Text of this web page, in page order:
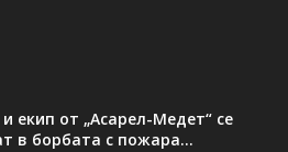
екип от „Асарел-Медет“ се
в борбата с пожара...